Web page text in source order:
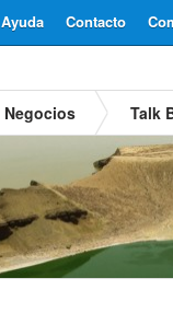
Contacto
Ayuda
Negocios Talk